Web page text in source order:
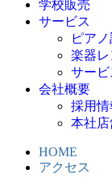
学校販売
サービス
ピア
楽器
サー
会社概要
採用情
本社
HOME
アクセス